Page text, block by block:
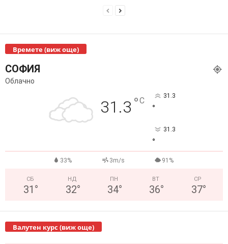
Времете (виж още)
СОФИЯ
Облачно
31.3 °C 31.3
°
31.3
°
33% 3m/s 91%
СБ
31 °
НД
32°
ПН
34°
ВТ
36°
СР
37°
Валутен курс (виж още)